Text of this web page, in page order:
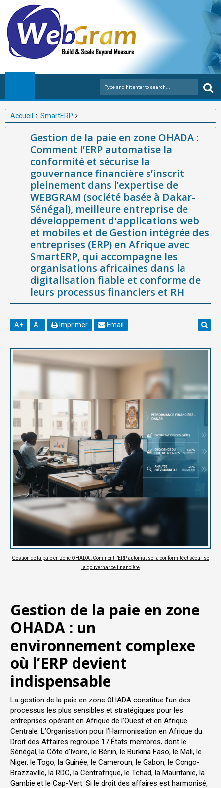
Accueil
SmartERP
Gestion de la paie en zone OHADA : Comment l’ERP automatise
la conformité et sécurise la gouvernance financière s’inscrit
pleinement dans l’expertise de WEBGRAM (société basée à
Dakar-Sénégal), meilleure entreprise de développement
d'applications web et mobiles et de Gestion intégrée des
entreprises (ERP) en Afrique avec SmartERP, qui accompagne
les organisations africaines dans la digitalisation fiable et
conforme de leurs processus financiers et RH
Gestion de la paie en zone OHADA :
Comment l’ERP automatise la
conformité et sécurise la
gouvernance financière s’inscrit
pleinement dans l’expertise de
WEBGRAM (société basée à Dakar-
Sénégal), meilleure entreprise de
développement d'applications web
et mobiles et de Gestion intégrée des
entreprises (ERP) en Afrique avec
SmartERP, qui accompagne les
organisations africaines dans la
digitalisation fiable et conforme de
leurs processus financiers et RH
A+ A- Imprimer Email
Gestion de la paie en zone OHADA : Comment l’ERP automatise la conformité et sécurise
la gouvernance financière
Gestion de la paie en zone
OHADA : un
environnement complexe
où l’ERP devient
indispensable
La gestion de la paie en zone OHADA constitue l’un des
processus les plus sensibles et stratégiques pour les
entreprises opérant en Afrique de l’Ouest et en Afrique
Centrale. L’Organisation pour l’Harmonisation en Afrique du
Droit des Affaires regroupe 17 États membres, dont le
Sénégal, la Côte d’Ivoire, le Bénin, le Burkina Faso, le Mali, le
Niger, le Togo, la Guinée, le Cameroun, le Gabon, le Congo-
Brazzaville, la RDC, la Centrafrique, le Tchad, la Mauritanie, la
Gambie et le Cap-Vert. Si le droit des affaires est harmonisé,